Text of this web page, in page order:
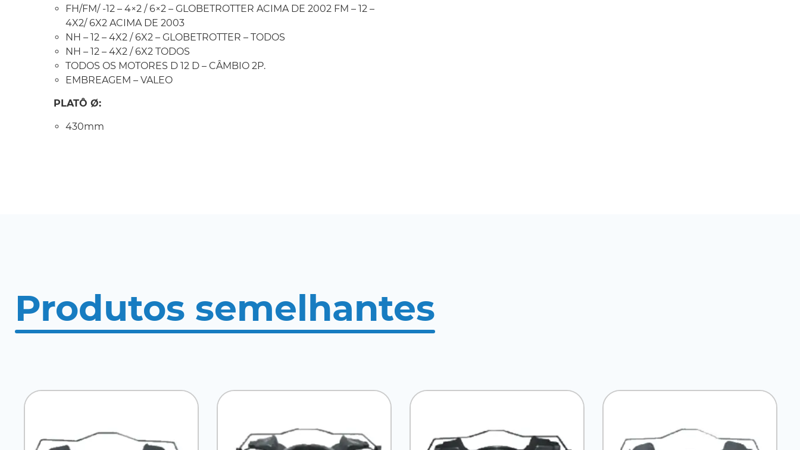
FH/FM/ -12 – 4×2 / 6×2 – GLOBETROTTER ACIMA DE 2002 FM – 12 –
4X2/ 6X2 ACIMA DE 2003
NH – 12 – 4X2 / 6X2 – GLOBETROTTER – TODOS
NH – 12 – 4X2 / 6X2 TODOS
TODOS OS MOTORES D 12 D – CÂMBIO 2P.
EMBREAGEM – VALEO
PLATÔ Ø:
430mm
Produtos semelhantes